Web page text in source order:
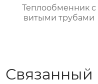
Теплообменник с
витыми трубами
Связанный